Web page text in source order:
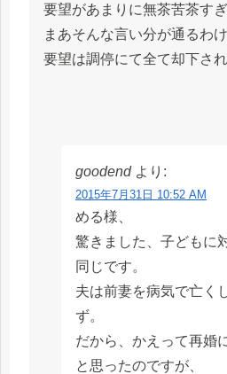
要望があまりに無茶苦茶すぎ
まあそんな言い分が通るわ
要望は調停にて全て却下さ
goodend より:
2015年7月31日 10:52 AM
める様、
驚きました、子どもに
同じです。
夫は前妻を病気で亡く
ず。
だから、かえって再婚
と思ったのですが、